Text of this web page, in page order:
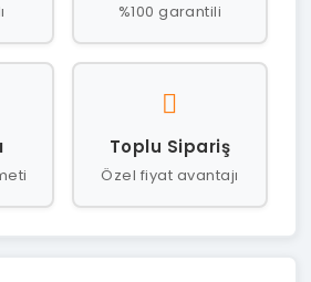
%100 garantili
Toplu Sipariş
Özel fiyat avantajı